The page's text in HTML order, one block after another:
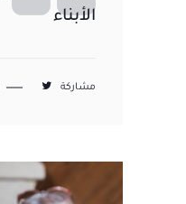
الأبناء
مشاركة